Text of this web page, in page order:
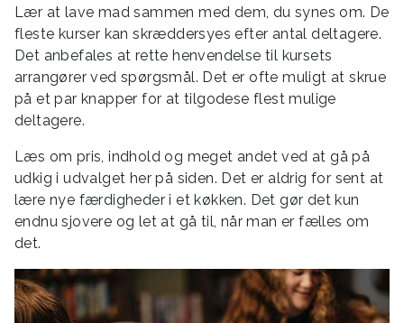
Lær at lave mad sammen med dem, du synes om. De
fleste kurser kan skræddersyes efter antal deltagere.
Det anbefales at rette henvendelse til kursets
arrangører ved spørgsmål. Det er ofte muligt at skrue
på et par knapper for at tilgodese flest mulige
deltagere.
Læs om pris, indhold og meget andet ved at gå på
udkig i udvalget her på siden. Det er aldrig for sent at
lære nye færdigheder i et køkken. Det gør det kun
endnu sjovere og let at gå til, når man er fælles om
det.